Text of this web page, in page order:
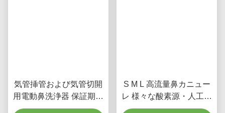
気管挿管および気管切開
用電動鼻洗浄器 保証期間
5年 クリニック向け鼻洗
S M L 高流量鼻カニュー
レ 様々な酸素源・人工呼
吸器に対応 5年保証 酸素